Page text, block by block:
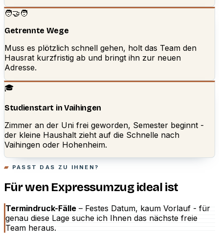
🧑‍🤝‍🧑
Getrennte Wege
Muss es plötzlich schnell gehen, holt das Team den
Hausrat kurzfristig ab und bringt ihn zur neuen
Adresse.
🎓
Studienstart in Vaihingen
Zimmer an der Uni frei geworden, Semester beginnt -
der kleine Haushalt zieht auf die Schnelle nach
Vaihingen oder Hohenheim.
PASST DAS ZU IHNEN?
Für wen Expressumzug ideal ist
Termindruck-Fälle – Festes Datum, kaum Vorlauf - für
genau diese Lage suche ich Ihnen das nächste freie
Team heraus.